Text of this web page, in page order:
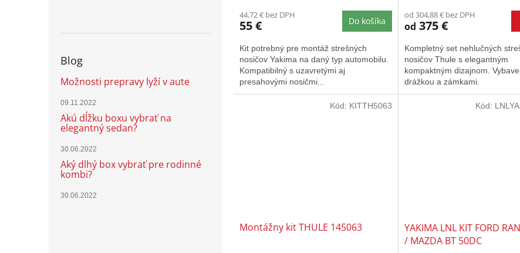
Blog
Možnosti prepravy lyží v aute
09.11.2022
Akú dĺžku boxu vybrať na
elegantný sedan?
30.06.2022
Aký dlhý box vybrať pre rodinné
kombi?
30.06.2022
44,72 € bez DPH
55 € Do košíka
Kit potrebný pre montáž strešných
nosičov Yakima na daný typ automobilu.
Kompatibilný s uzavretými aj
presahovými nosičmi...
od 304,88 € bez DPH
od 375 €
Kompletný set nehlučných
nosičov Thule s elegantným
kompaktným dizajnom.
drážkou a zámkami.
Montážny kit THULE 145063
Kód: KITTH5063
YAKIMA LNL KIT FORD
/ MAZDA BT 50DC
Kód: